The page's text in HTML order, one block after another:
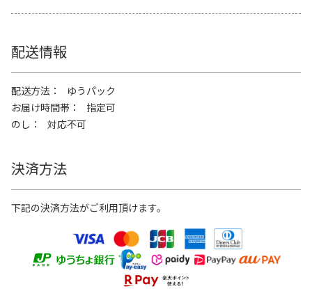
配送情報
配送方法
ゆうパック
お届け時間帯
指定可
のし
対応不可
決済方法
下記の決済方法がご利用頂けます。